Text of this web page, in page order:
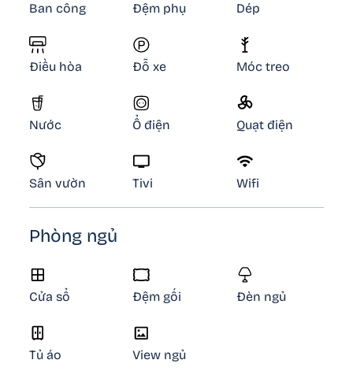
Ban công Đệm phụ Dép
Điều hòa Đỗ xe Móc treo
Nước Ổ điện Quạt điện
Sân vườn Tivi Wifi
Phòng ngủ
Cửa sổ Đệm gối Đèn ngủ
Tủ áo View ngủ